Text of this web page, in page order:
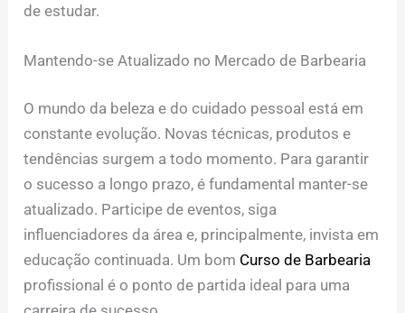
de estudar.
Mantendo-se Atualizado no Mercado de Barbearia
O mundo da beleza e do cuidado pessoal está em
constante evolução. Novas técnicas, produtos e
tendências surgem a todo momento. Para garantir
o sucesso a longo prazo, é fundamental manter-se
atualizado. Participe de eventos, siga
influenciadores da área e, principalmente, invista em
educação continuada. Um bom Curso de Barbearia
profissional é o ponto de partida ideal para uma